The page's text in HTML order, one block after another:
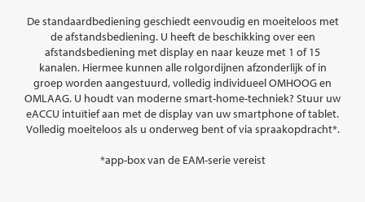
De standaardbediening geschiedt eenvoudig en moeiteloos met
de afstandsbediening. U heeft de beschikking over een
afstandsbediening met display en naar keuze met 1 of 15
kanalen. Hiermee kunnen alle rolgordijnen afzonderlijk of in
groep worden aangestuurd, volledig individueel OMHOOG en
OMLAAG. U houdt van moderne smart-home-techniek? Stuur uw
eACCU intuïtief aan met de display van uw smartphone of tablet.
Volledig moeiteloos als u onderweg bent of via spraakopdracht*.
*app-box van de EAM-serie vereist